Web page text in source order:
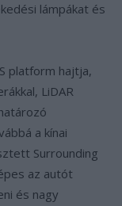
lámpákat és
platform hajtja,
LiDAR
a kínai
Surrounding
az autót
és nagy